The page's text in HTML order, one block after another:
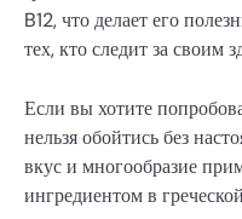
B12, что делает его
тех, кто следит за своим
Если вы хотите
нельзя обойтись без
вкус и многообразие
ингредиентом в